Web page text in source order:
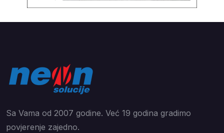
Sa Vama od 2007 godine. Već 19 godina gradimo
povjerenje zajedno.